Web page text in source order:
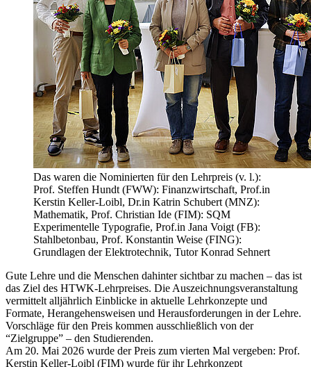
Das waren die Nominierten für den Lehrpreis (v. l.):
Prof. Steffen Hundt (FWW): Finanzwirtschaft, Prof.in
Kerstin Keller-Loibl, Dr.in Katrin Schubert (MNZ):
Mathematik, Prof. Christian Ide (FIM): SQM
Experimentelle Typografie, Prof.in Jana Voigt (FB):
Stahlbetonbau, Prof. Konstantin Weise (FING):
Grundlagen der Elektrotechnik, Tutor Konrad Sehnert
Gute Lehre und die Menschen dahinter sichtbar zu machen – das ist
das Ziel des HTWK-Lehrpreises. Die Auszeichnungsveranstaltung
vermittelt alljährlich Einblicke in aktuelle Lehrkonzepte und
Formate, Herangehensweisen und Herausforderungen in der Lehre.
Vorschläge für den Preis kommen ausschließlich von der
“Zielgruppe” – den Studierenden.
Am 20. Mai 2026 wurde der Preis zum vierten Mal vergeben: Prof.
Kerstin Keller-Loibl (FIM) wurde für ihr Lehrkonzept